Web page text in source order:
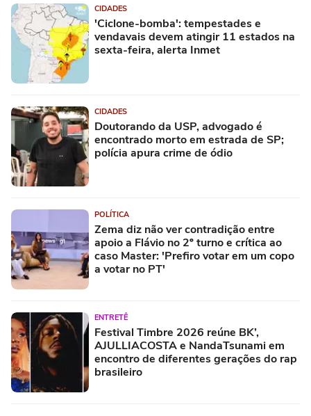
CIDADES
'Ciclone-bomba': tempestades e
vendavais devem atingir 11 estados na
sexta-feira, alerta Inmet
CIDADES
Doutorando da USP, advogado é
encontrado morto em estrada de SP;
polícia apura crime de ódio
POLÍTICA
Zema diz não ver contradição entre
apoio a Flávio no 2º turno e crítica ao
caso Master: 'Prefiro votar em um copo
a votar no PT'
ENTRETÊ
Festival Timbre 2026 reúne BK’,
AJULLIACOSTA e NandaTsunami em
encontro de diferentes gerações do rap
brasileiro